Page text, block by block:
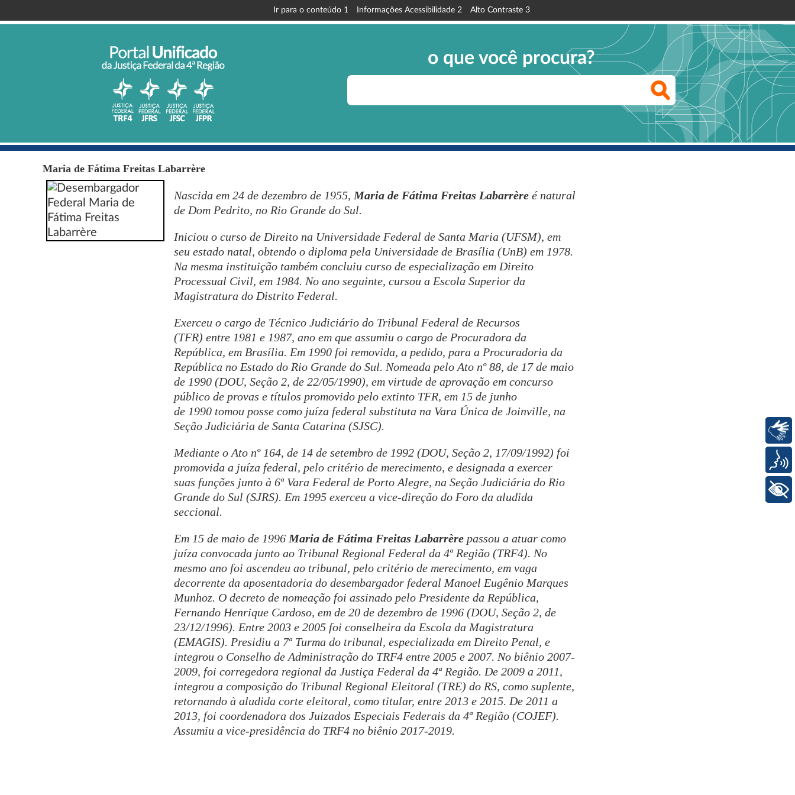
Ir para o conteúdo 1 Informações Acessibilidade 2 Alto Contraste 3
o que você procura?
Maria de Fátima Freitas Labarrère
Nascida em 24 de dezembro de 1955, Maria de Fátima Freitas Labarrère é natural
de Dom Pedrito, no Rio Grande do Sul.
Iniciou o curso de Direito na Universidade Federal de Santa Maria (UFSM), em
seu estado natal, obtendo o diploma pela Universidade de Brasília (UnB) em 1978.
Na mesma instituição também concluiu curso de especialização em Direito
Processual Civil, em 1984. No ano seguinte, cursou a Escola Superior da
Magistratura do Distrito Federal.
Exerceu o cargo de Técnico Judiciário do Tribunal Federal de Recursos
(TFR) entre 1981 e 1987, ano em que assumiu o cargo de Procuradora da
República, em Brasília. Em 1990 foi removida, a pedido, para a Procuradoria da
República no Estado do Rio Grande do Sul. Nomeada pelo Ato nº 88, de 17 de maio
de 1990 (DOU, Seção 2, de 22/05/1990), em virtude de aprovação em concurso
público de provas e títulos promovido pelo extinto TFR, em 15 de junho
de 1990 tomou posse como juíza federal substituta na Vara Única de Joinville, na
Seção Judiciária de Santa Catarina (SJSC).
Mediante o Ato nº 164, de 14 de setembro de 1992 (DOU, Seção 2, 17/09/1992) foi
promovida a juíza federal, pelo critério de merecimento, e designada a exercer
suas funções junto à 6ª Vara Federal de Porto Alegre, na Seção Judiciária do Rio
Grande do Sul (SJRS). Em 1995 exerceu a vice-direção do Foro da aludida
seccional.
Em 15 de maio de 1996 Maria de Fátima Freitas Labarrère passou a atuar como
juíza convocada junto ao Tribunal Regional Federal da 4ª Região (TRF4). No
mesmo ano foi ascendeu ao tribunal, pelo critério de merecimento, em vaga
decorrente da aposentadoria do desembargador federal Manoel Eugênio Marques
Munhoz. O decreto de nomeação foi assinado pelo Presidente da República,
Fernando Henrique Cardoso, em de 20 de dezembro de 1996 (DOU, Seção 2, de
23/12/1996). Entre 2003 e 2005 foi conselheira da Escola da Magistratura
(EMAGIS). Presidiu a 7ª Turma do tribunal, especializada em Direito Penal, e
integrou o Conselho de Administração do TRF4 entre 2005 e 2007. No biênio 2007-
2009, foi corregedora regional da Justiça Federal da 4ª Região. De 2009 a 2011,
integrou a composição do Tribunal Regional Eleitoral (TRE) do RS, como suplente,
retornando à aludida corte eleitoral, como titular, entre 2013 e 2015. De 2011 a
2013, foi coordenadora dos Juizados Especiais Federais da 4ª Região (COJEF).
Assumiu a vice-presidência do TRF4 no biênio 2017-2019.